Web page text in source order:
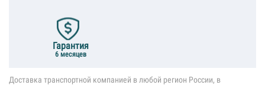
Гарантия
6 месяцев
Доставка транспортной компанией в любой регион России, в